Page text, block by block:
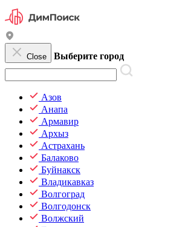
Close Выберите город
Азов
Анапа
Армавир
Архыз
Астрахань
Балаково
Буйнакск
Владикавказ
Волгоград
Волгодонск
Волжский